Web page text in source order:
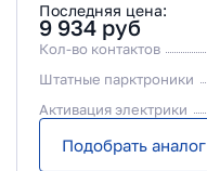
Последняя цена:
9 934 руб
Кол-во контактов
Штатные парктроники
Активация электрики
Подобрать аналог